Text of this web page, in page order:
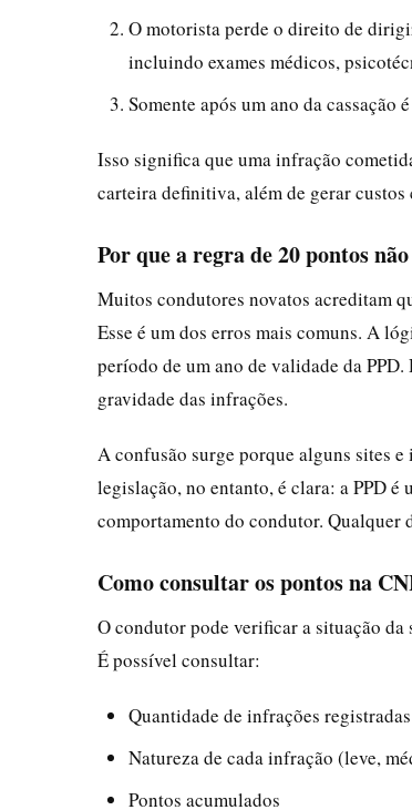
O motorista perde o direito de
incluindo exames médicos,
Somente após um ano da cassação
Isso significa que uma infração
carteira definitiva, além de gerar custos
Por que a regra de 20 pontos
Muitos condutores novatos acreditam
Esse é um dos erros mais comuns. A
período de um ano de validade da
gravidade das infrações.
A confusão surge porque alguns sites
legislação, no entanto, é clara: a PPD
comportamento do condutor. Qualquer
Como consultar os pontos na
O condutor pode verificar a situação
É possível consultar:
Quantidade de infrações registradas
Natureza de cada infração (leve,
Pontos acumulados